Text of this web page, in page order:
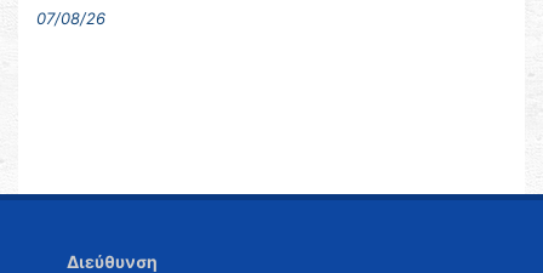
07/08/26
Διεύθυνση